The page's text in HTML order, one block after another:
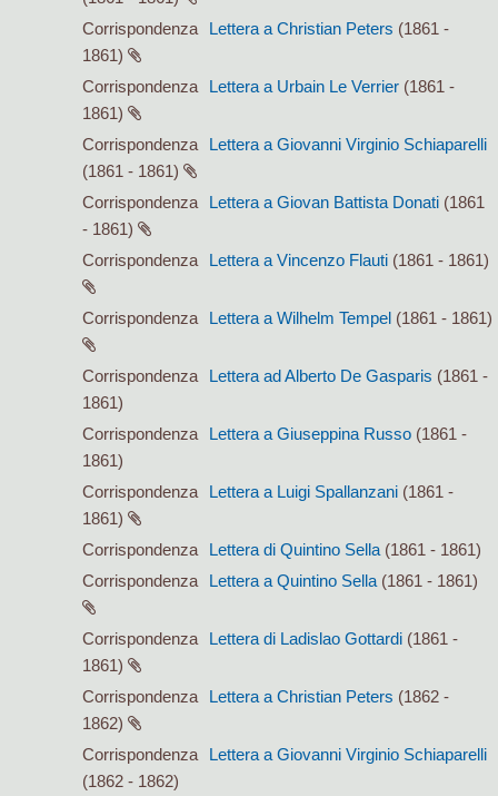
Corrispondenza
Lettera a Christian Peters (1861 -
1861)
Corrispondenza
Lettera a Urbain Le Verrier (1861 -
1861)
Corrispondenza
Lettera a Giovanni Virginio Schiaparelli
(1861 - 1861)
Corrispondenza
Lettera a Giovan Battista Donati (1861
- 1861)
Corrispondenza
Lettera a Vincenzo Flauti (1861 - 1861)
Corrispondenza Lettera a Wilhelm Tempel (1861 - 1861)
Corrispondenza Lettera ad Alberto De Gasparis (1861 -
1861)
Corrispondenza
Lettera a Giuseppina Russo (1861 -
1861)
Corrispondenza
Lettera a Luigi Spallanzani (1861 -
1861)
Corrispondenza
Lettera di Quintino Sella (1861 - 1861)
Corrispondenza
Lettera a Quintino Sella (1861 - 1861)
Corrispondenza Lettera di Ladislao Gottardi (1861 -
1861)
Corrispondenza
Lettera a Christian Peters (1862 -
1862)
Corrispondenza
Lettera a Giovanni Virginio Schiaparelli
(1862 - 1862)